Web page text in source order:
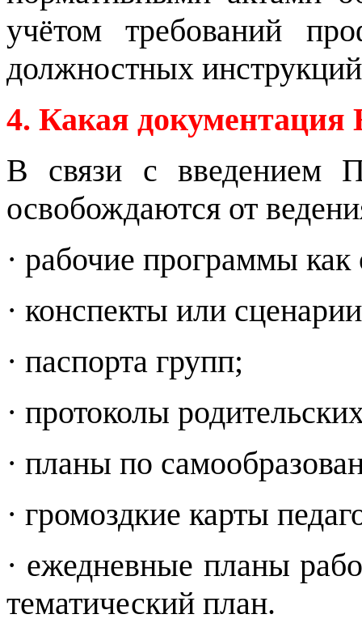
учётом требований
должностных
4. Какая
В связи с введением
освобождаются от
· рабочие программы
· конспекты или
· паспорта групп;
· протоколы
· планы по
· громоздкие карты
· ежедневные планы
тематический план.